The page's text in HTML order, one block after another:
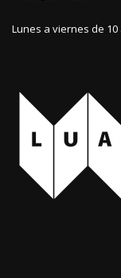
Lunes a viernes de 10